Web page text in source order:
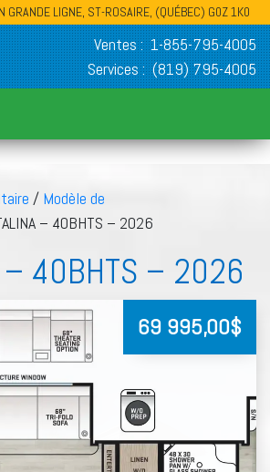
GRANDE LIGNE, ST-ROSAIRE, (QUÉBEC) G0Z 1K0
Ventes : 1-855-795-4005
Services : (819) 795-4005
/ Modèle de
– 40BHTS – 2026
– 40BHTS – 2026
69 995,00$